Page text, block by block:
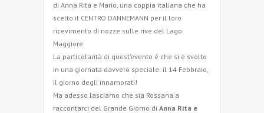
di Anna Rita e Mario, una coppia italiana che ha
scelto il CENTRO DANNEMANN per il loro
ricevimento di nozze sulle rive del Lago
Maggiore.
La particolarità di quest’evento è che si è svolto
in una giornata davvero speciale: il 14 Febbraio,
il giorno degli innamorati!
Ma adesso lasciamo che sia Rossana a
raccontarci del Grande Giorno di Anna Rita e